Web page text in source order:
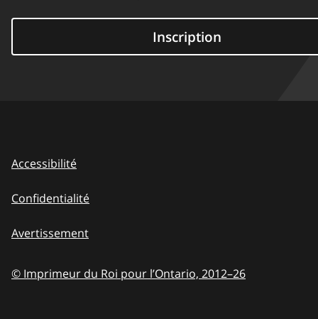
Inscription
Accessibilité
Confidentialité
Avertissement
© Imprimeur du Roi pour l’Ontario, 2012–26